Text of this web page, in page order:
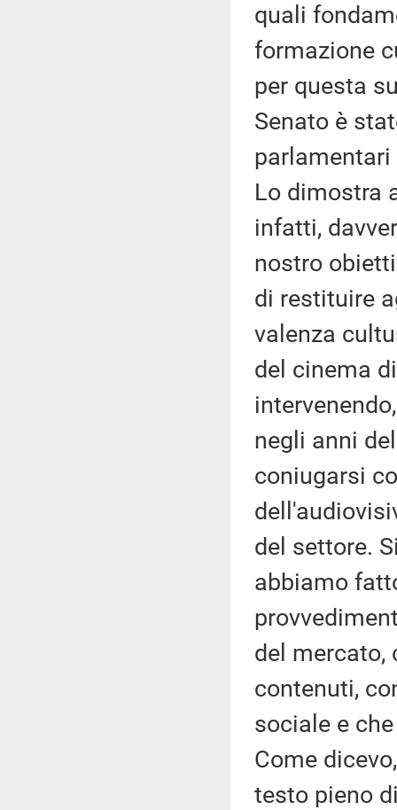
quali
formazione
per questa
Senato è
Lo dimostra
infatti,
nostro
di restituire
valenza
del cinema
negli anni
coniugarsi
del settore.
abbiamo
del mercato,
contenuti,
sociale e
Come
testo pieno